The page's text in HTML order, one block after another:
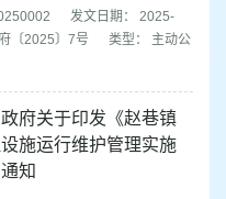
发文日期： 2025-
〔2025〕7号
类型： 主动公
府关于印发《赵巷镇
施运行维护管理实施
知